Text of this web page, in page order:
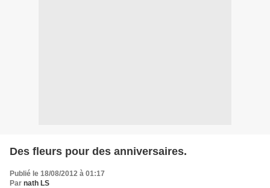
Des fleurs pour des anniversaires.
Publié le 18/08/2012 à 01:17
Par nath LS